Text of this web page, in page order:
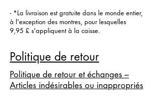
- *La livraison est gratuite dans le monde entier,
à l'exception des montres, pour lesquelles
9,95 £ s'appliquent à la caisse.
Politique de retour
Politique de retour et échanges –
Articles indésirables ou inappropriés